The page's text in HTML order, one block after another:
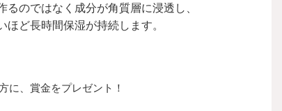
るのではなく成分が角質層に浸透し、
ど長時間保湿が持続します。
に、賞金をプレゼント！